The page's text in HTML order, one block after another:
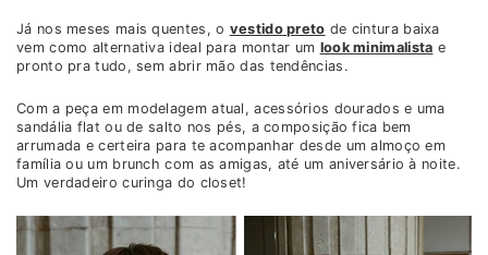
Já nos meses mais quentes, o vestido preto de cintura baixa
vem como alternativa ideal para montar um look minimalista e
pronto pra tudo, sem abrir mão das tendências.
Com a peça em modelagem atual, acessórios dourados e uma
sandália flat ou de salto nos pés, a composição fica bem
arrumada e certeira para te acompanhar desde um almoço em
família ou um brunch com as amigas, até um aniversário à noite.
Um verdadeiro curinga do closet!